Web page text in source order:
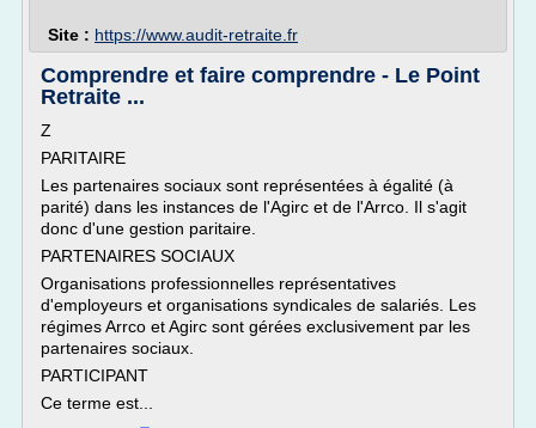
Site : https://www.audit-retraite.fr
Comprendre et faire comprendre - Le Point
Retraite ...
Z
PARITAIRE
Les partenaires sociaux sont représentées à égalité (à
parité) dans les instances de l'Agirc et de l'Arrco. Il s'agit
donc d'une gestion paritaire.
PARTENAIRES SOCIAUX
Organisations professionnelles représentatives
d'employeurs et organisations syndicales de salariés. Les
régimes Arrco et Agirc sont gérées exclusivement par les
partenaires sociaux.
PARTICIPANT
Ce terme est...